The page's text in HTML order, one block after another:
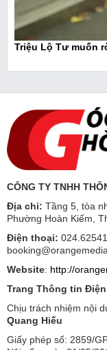
Triệu Lộ Tư muốn
CÔNG TY TNHH
Địa chỉ: Tầng 5, tòa
Phường Hoàn Kiếm,
Điện thoại:
Website: http://
Trang Thông tin
Chịu trách nhiệm nội
Quang Hiếu
Giấy phép số: 2859/